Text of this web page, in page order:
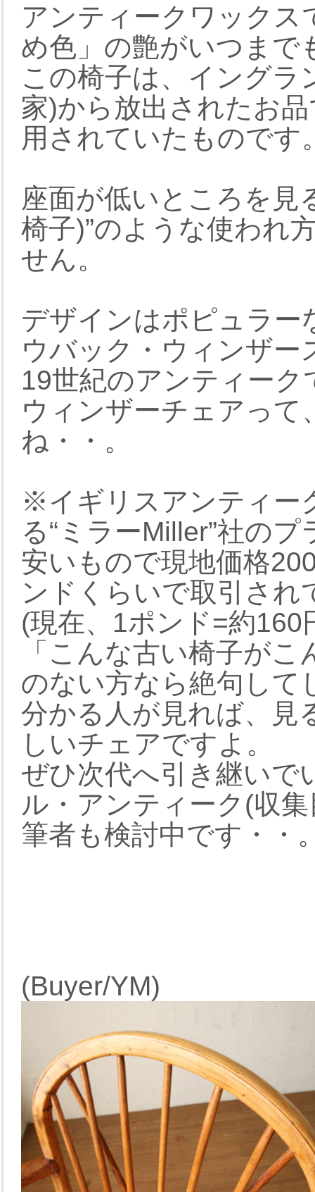
アンティークワック
め色」の艶がいつまで
この椅子は、イングラ
家)から放出されたお
用されていたものです
座面が低いところを見
椅子)”のような使われ
せん。
デザインはポピュラー
ウバック・ウィンザー
19世紀のアンティー
ウィンザーチェアって
ね・・。
※イギリスアンティー
る“ミラーMiller”社の
安いもので現地価格
ンドくらいで取引され
(現在、1ポンド=約160
「こんな古い椅子が
のない方なら絶句して
分かる人が見れば、見
しいチェアですよ。
ぜひ次代へ引き継いで
ル・アンティーク(収
筆者も検討中です・・
(Buyer/YM)